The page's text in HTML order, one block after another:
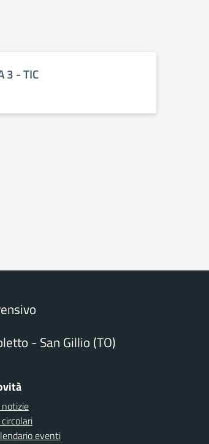
3 - TIC
- San Gillio (TO)
notizie
eventi